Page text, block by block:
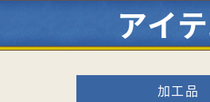
アイ
加工品